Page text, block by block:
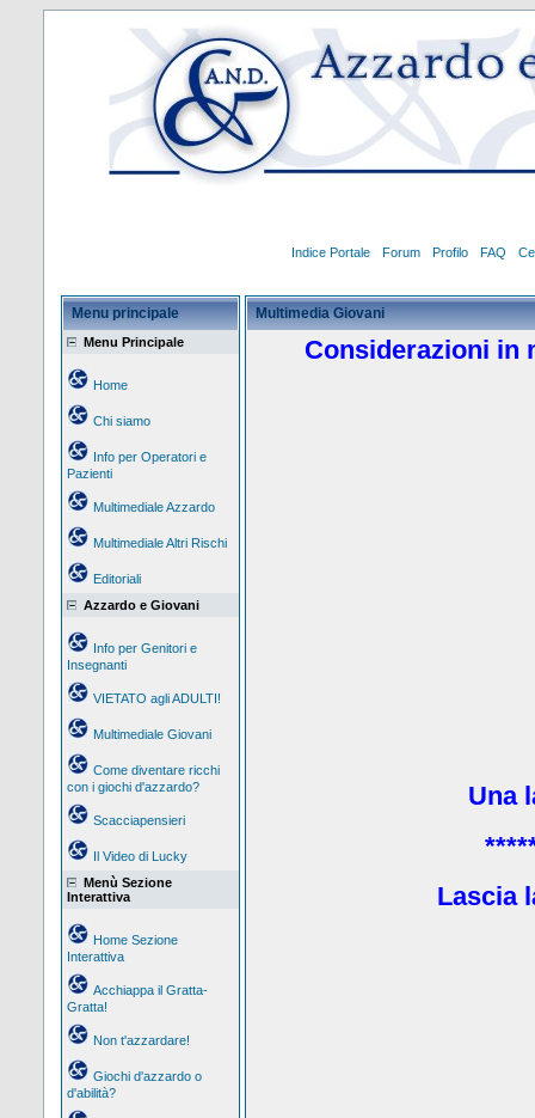
Indice Portale Forum Profilo FAQ
Menu principale
Menu Principale
Home
Chi siamo
Info per Operatori e
Pazienti
Multimediale Azzardo
Multimediale Altri Rischi
Editoriali
Azzardo e Giovani
Info per Genitori e
Insegnanti
VIETATO agli ADULTI!
Multimediale Giovani
Come diventare ricchi
con i giochi d'azzardo?
Scacciapensieri
Il Video di Lucky
Menù Sezione
Interattiva
Home Sezione
Interattiva
Acchiappa il Gratta-
Gratta!
Non t'azzardare!
Giochi d'azzardo o
d'abilità?
Multimedia Giovani
Considerazioni in
Una
Lascia